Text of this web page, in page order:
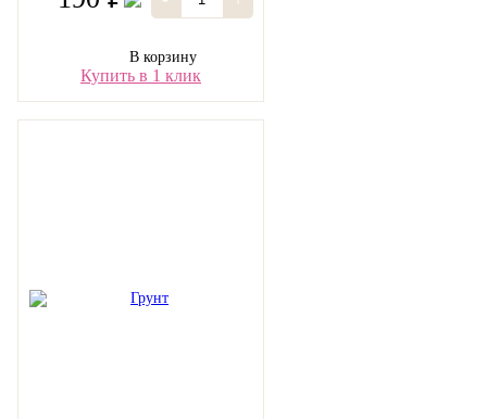
В корзину
Купить в 1 клик